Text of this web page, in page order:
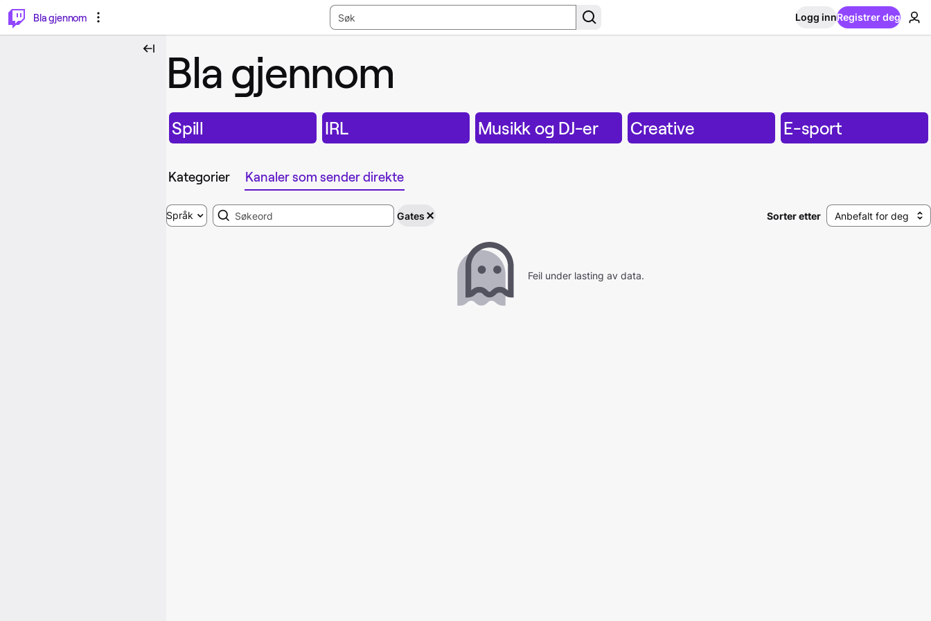
Bla gjennom
Logg innRegistrer deg
Bla gjennom
Spill IRL Musikk og DJ-er Creative E-sport
Kategorier Kanaler som sender direkte
Språk Search Gates Sorter etter Anbefalt for deg
Feil under lasting av data.